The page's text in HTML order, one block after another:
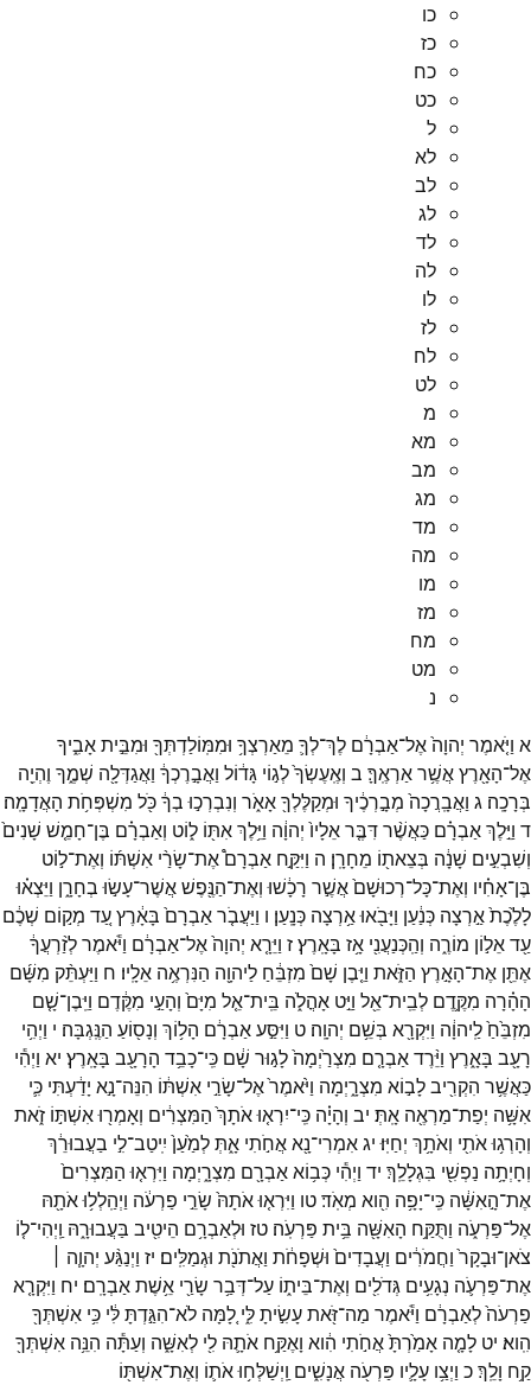
כו
כז
כח
כט
ל
לא
לב
לג
לד
לה
לו
לז
לח
לט
מ
מא
מב
מג
מד
מה
מו
מז
מח
מט
נ
א וַיֹּ֤אמֶר יְהוָה֙אֶל־אַבְרָ֔ם לֶךְ־לְךָ֛ מֵאַרְצְךָ֥ וּמִמּֽוֹלַדְתְּךָ֖ וּמִבֵּ֣יתאָבִ֑יךָ
אֶל־הָאָ֖רֶץאֲשֶׁ֥ראַרְאֶֽךָּ׃ ב וְאֶֽעֶשְׂךָ֙לְג֣וֹי גָּד֔וֹל וַאֲבָ֣רֶכְךָ֔ וַאֲגַדְּלָ֖ה שְׁמֶ֑ךָ וֶהְיֵ֖ה
בְּרָכָֽה׃ ג וַאֲבָֽרֲכָה֙ מְבָ֣רְכֶ֔יךָ וּמְקַלֶּלְךָ֖אָאֹ֑ר וְנִבְרְכ֣וּ בְךָ֔כֹּ֖ל מִשְׁפְּחֹ֥ת הָאֲדָמָֽה׃
ד וַיֵּ֣לֶךְאַבְרָ֗ם כַּאֲשֶׁ֨רדִּבֶּ֤ראֵלָיו֙ יְהוָ֔ה וַיֵּ֥לֶךְאִתּ֖וֹ ל֑וֹט וְאַבְרָ֗ם בֶּן־חָמֵ֤שׁ שָׁנִים֙
וְשִׁבְעִ֣ים שָׁנָ֔ה בְּצֵאת֖וֹ מֵחָרָֽן׃ ה וַיִּקַּ֣ח אַבְרָם֩אֶת־שָׂרַ֨י אִשְׁתּ֜וֹ וְאֶת־ל֣וֹט
בֶּן־אָחִ֗יו וְאֶת־כָּל־רְכוּשָׁם֙אֲשֶׁ֣ר רָכָ֔שׁוּ וְאֶת־הַנֶּ֖פֶשׁאֲשֶׁר־עָשׂ֣וּ בְחָרָ֑ן וַיֵּצְא֗וּ
לָלֶ֙כֶת֙אַ֣רְצָה כְּנַ֔עַן וַיָּבֹ֖אוּאַ֥רְצָה כְּנָֽעַן׃ ו וַיַּעֲבֹ֤ראַבְרָם֙ בָּאָ֔רֶץעַ֚ד מְק֣וֹם שְׁכֶ֔ם
עַ֖דאֵל֣וֹן מוֹרֶ֑ה וְהַֽכְּנַעֲנִ֖י אָ֥ז בָּאָֽרֶץ׃ז וַיֵּרָ֤א יְהוָה֙אֶל־אַבְרָ֔ם וַיֹּ֕אמֶרלְזַ֨רְעֲךָ֔
אֶתֵּ֖ן אֶת־הָאָ֣רֶץ הַזֹּ֑את וַיִּ֤בֶן שָׁם֙ מִזְבֵּ֔חַ לַיהוָ֖ה הַנִּרְאֶ֥ה אֵלָֽיו׃ ח וַיַּעְתֵּ֨ק מִשָּׁ֜ם
הָהָ֗רָה מִקֶּ֛דֶם לְבֵֽית־אֵ֖ל וַיֵּ֣ט אָהֳלֹ֑ה בֵּֽית־אֵ֤ל מִיָּם֙ וְהָעַ֣י מִקֶּ֔דֶם וַיִּֽבֶן־שָׁ֤ם
מִזְבֵּ֙חַ֙לַֽיהוָ֔ה וַיִּקְרָ֖א בְּשֵׁ֥ם יְהוָֽה׃ ט וַיִּסַּ֣עאַבְרָ֔ם הָל֥וֹךְ וְנָס֖וֹעַ הַנֶּֽגְבָּה׃ י וַיְהִ֥י
רָעָ֖ב בָּאָ֑רֶץ וַיֵּ֨רֶדאַבְרָ֤ם מִצְרַ֙יְמָה֙לָג֣וּר שָׁ֔ם כִּֽי־כָבֵ֥ד הָרָעָ֖ב בָּאָֽרֶץ׃ יא וַיְהִ֕י
כַּאֲשֶׁ֥ר הִקְרִ֖יבלָב֣וֹא מִצְרָ֑יְמָה וַיֹּ֙אמֶר֙אֶל־שָׂרַ֣י אִשְׁתּ֔וֹ הִנֵּה־נָ֣א יָדַ֔עְתִּי כִּ֛י
אִשָּׁ֥ה יְפַת־מַרְאֶ֖ה אָֽתְּ׃ יב וְהָיָ֗ה כִּֽי־יִרְא֤וּאֹתָךְ֙ הַמִּצְרִ֔ים וְאָמְר֖וּאִשְׁתּ֣וֹ זֹ֑את
וְהָרְג֥וּאֹתִ֖י וְאֹתָ֥ךְ יְחַיּֽוּ׃ יגאִמְרִי־נָ֖אאֲחֹ֣תִי אָ֑תְּלְמַ֙עַן֙ יִֽיטַב־לִ֣י בַעֲבוּרֵ֔ךְ
וְחָיְתָ֥ה נַפְשִׁ֖י בִּגְלָלֵֽךְ׃ יד וַיְהִ֕י כְּב֥וֹאאַבְרָ֖ם מִצְרָ֑יְמָה וַיִּרְא֤וּ הַמִּצְרִים֙
אֶת־הָ֣אִשָּׁ֔ה כִּֽי־יָפָ֥ה הִ֖וא מְאֹֽד׃טו וַיִּרְא֤וּאֹתָהּ֙ שָׂרֵ֣י פַרְעֹ֔ה וַיְהַֽלְל֥וּאֹתָ֖הּ
אֶל־פַּרְעֹ֑ה וַתֻּקַּ֥ח הָאִשָּׁ֖ה בֵּ֥ית פַּרְעֹֽה׃ טז וּלְאַבְרָ֥ם הֵיטִ֖יב בַּעֲבוּרָ֑הּ וַֽיְהִי־ל֤וֹ
צֹאן־וּבָקָר֙ וַחֲמֹרִ֔ים וַעֲבָדִים֙ וּשְׁפָחֹ֔ת וַאֲתֹנֹ֖ת וּגְמַלִּֽים׃ יז וַיְנַגַּ֨ע יְהוָ֧ה ׀
אֶת־פַּרְעֹ֛ה נְגָעִ֥ים גְּדֹלִ֖ים וְאֶת־בֵּית֑וֹ עַל־דְּבַ֥ר שָׂרַ֖י אֵ֥שֶׁתאַבְרָֽם׃ יח וַיִּקְרָ֤א
פַרְעֹה֙לְאַבְרָ֔ם וַיֹּ֕אמֶר מַה־זֹּ֖אתעָשִׂ֣יתָלִּ֑י לָ֚מָּה לֹא־הִגַּ֣דְתָּלִּ֔י כִּ֥י אִשְׁתְּךָ֖
הִֽוא׃ יט לָמָ֤ה אָמַ֙רְתָּ֙אֲחֹ֣תִי הִ֔וא וָאֶקַּ֥ח אֹתָ֛הּ לִ֖י לְאִשָּׁ֑ה וְעַתָּ֕ה הִנֵּ֥ה אִשְׁתְּךָ֖
קַ֥ח וָלֵֽךְ׃כ וַיְצַ֥ו עָלָ֛יו פַּרְעֹ֖ה אֲנָשִׁ֑ים וַֽיְשַׁלְּח֥וּאֹת֛וֹ וְאֶת־אִשְׁתּ֖וֹ